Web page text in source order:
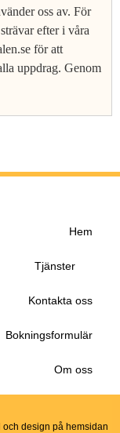
oss av. För
efter i våra
för att
uppdrag. Genom
Hem
Tjänster
Kontakta oss
Bokningsformulär
Om oss
och design på hemsidan